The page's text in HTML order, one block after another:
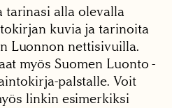
tarinasi alla olevalla
kuvia ja tarinoita
Luonnon nettisivuilla.
myös Suomen Luonto -
palstalle. Voit
linkin esimerkiksi